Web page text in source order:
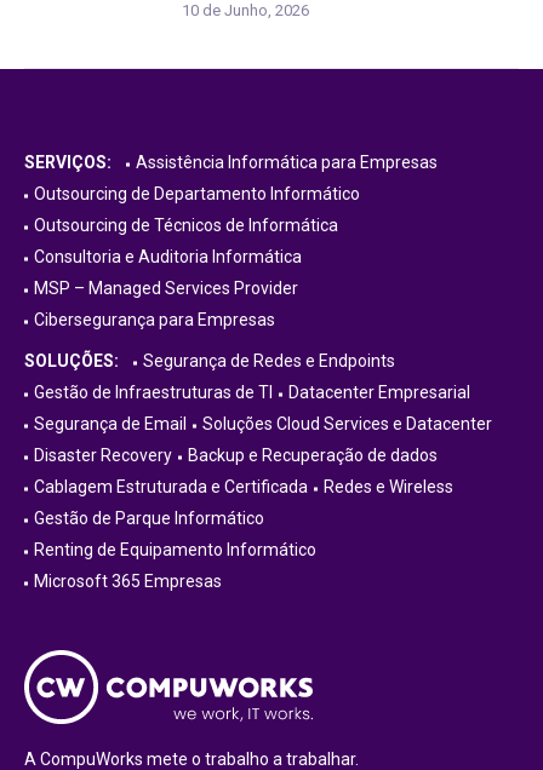
10 de Junho, 2026
SERVIÇOS:
Assistência Informática para Empresas
Outsourcing de Departamento Informático
Outsourcing de Técnicos de Informática
Consultoria e Auditoria Informática
MSP – Managed Services Provider
Cibersegurança para Empresas
SOLUÇÕES:
Segurança de Redes e Endpoints
Gestão de Infraestruturas de TI
Datacenter Empresarial
Segurança de Email
Soluções Cloud Services e Datacenter
Disaster Recovery
Backup e Recuperação de dados
Cablagem Estruturada e Certificada
Redes e Wireless
Gestão de Parque Informático
Renting de Equipamento Informático
Microsoft 365 Empresas
A CompuWorks mete o trabalho a trabalhar.